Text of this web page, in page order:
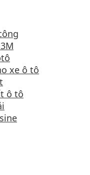
xe ô tô
ô tô